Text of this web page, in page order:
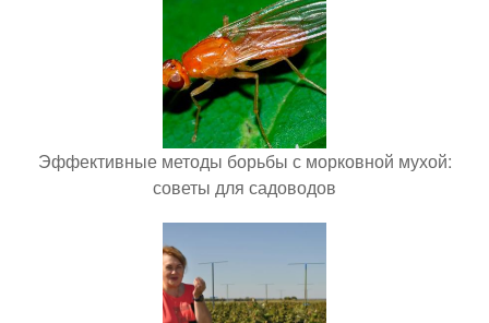
Эффективные методы борьбы с морковной мухой:
советы для садоводов